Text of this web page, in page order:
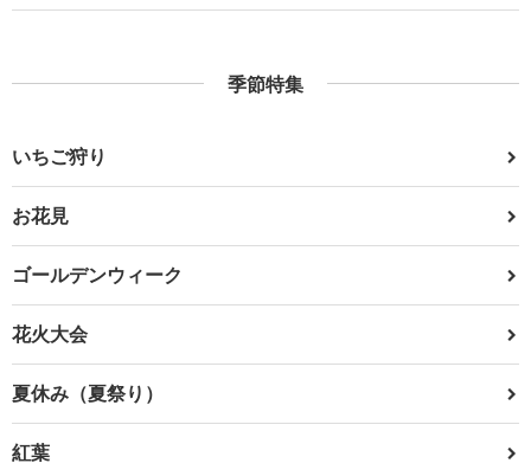
季節特集
いちご狩り
お花見
ゴールデンウィーク
花火大会
夏休み（夏祭り）
紅葉